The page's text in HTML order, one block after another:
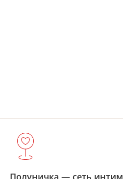
Полуничка — сеть интим